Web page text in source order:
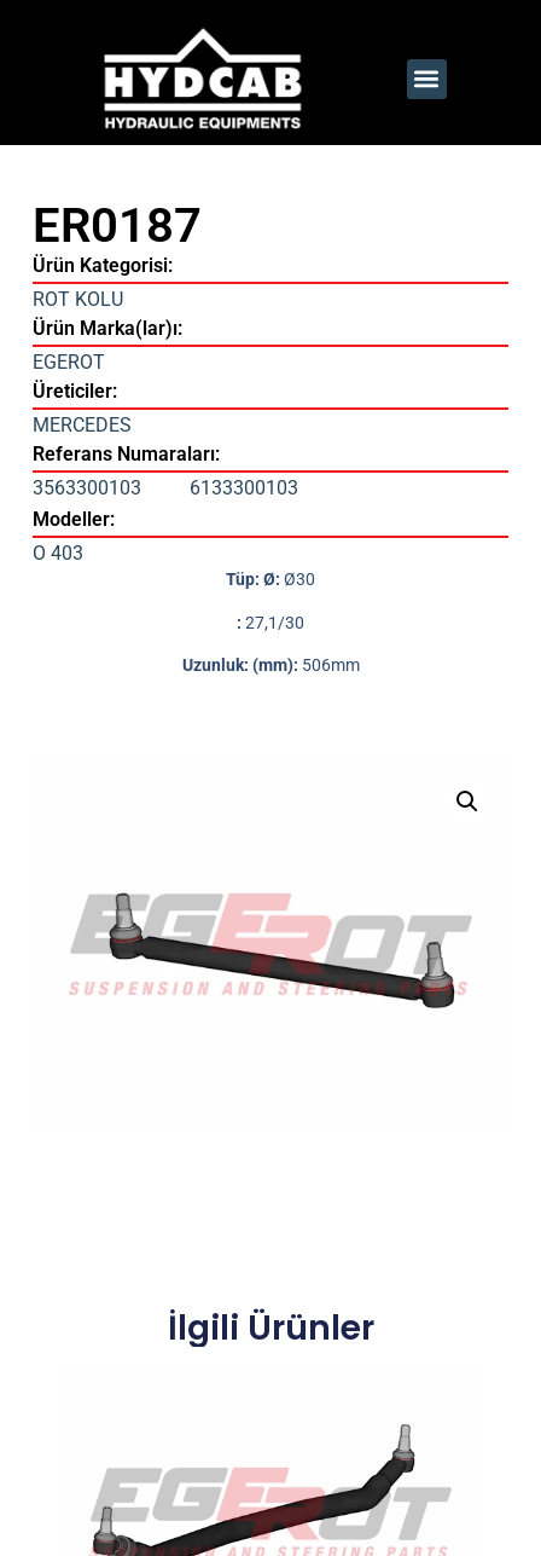
ER0187
Ürün Kategorisi:
ROT KOLU
Ürün Marka(lar)ı:
EGEROT
Üreticiler:
MERCEDES
Referans Numaraları:
3563300103
6133300103
Modeller:
O 403
Tüp: Ø: Ø30
: 27,1/30
Uzunluk: (mm): 506mm
İlgili Ürünler